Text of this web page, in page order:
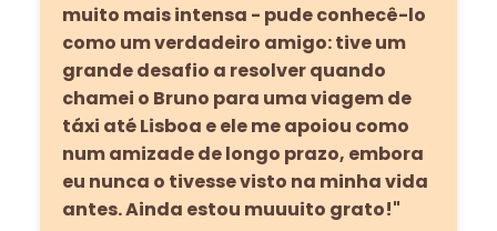
muito mais intensa - pude conhecê-lo
como um verdadeiro amigo: tive um
grande desafio a resolver quando
chamei o Bruno para uma viagem de
táxi até Lisboa e ele me apoiou como
num amizade de longo prazo, embora
eu nunca o tivesse visto na minha vida
antes. Ainda estou muuuito grato!"